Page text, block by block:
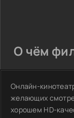
О чём
Онлайн-
желающих
хорошем HD-